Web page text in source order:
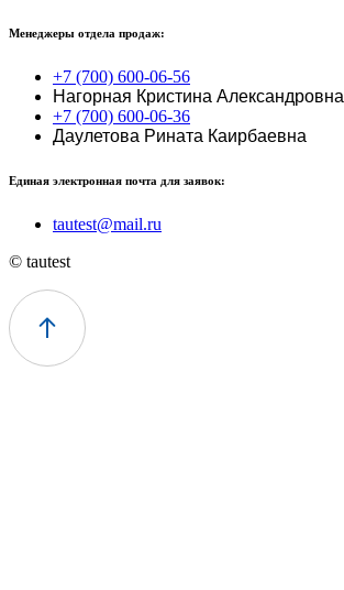
Менеджеры отдела продаж:
+7 (700) 600-06-56
Нагорная Кристина Александровна
+7 (700) 600-06-36
Даулетова Рината Каирбаевна
Единая электронная почта для заявок:
tautest@mail.ru
© tautest